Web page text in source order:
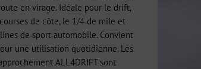
en virage. Idéale pour le drift,
de côte, le 1/4 de mile et
de sport automobile. Convient
une utilisation quotidienne. Les
ALL4DRIFT sont